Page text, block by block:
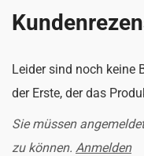
Leider sind noch keine
der Erste, der das
Sie müssen
zu können. Anmelden